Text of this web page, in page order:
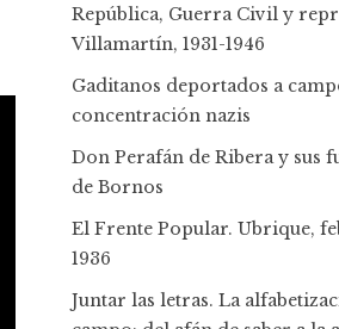
República, Guerra Civil y
Villamartín, 1931-1946
Gaditanos deportados a
concentración nazis
Don Perafán de Ribera y sus
de Bornos
El Frente Popular. Ubrique,
1936
Juntar las letras. La